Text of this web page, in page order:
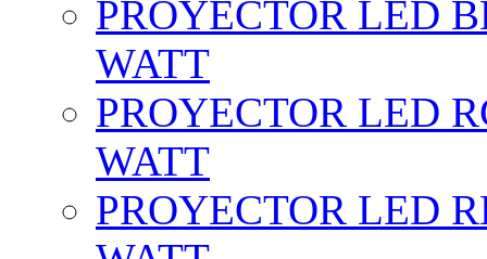
PROYECTOR LED
WATT
PROYECTOR LED
WATT
PROYECTOR LED